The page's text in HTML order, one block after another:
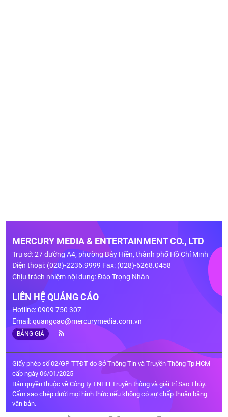
MERCURY MEDIA & ENTERTAINMENT CO., LTD
Trụ sở: 27 đường A4, phường Bảy Hiền, thành phố Hồ Chí Minh
Điện thoại: (028)-2236.9999 Fax: (028)-6268.0458
Chịu trách nhiệm nội dung: Đào Trọng Nhân
LIÊN HỆ QUẢNG CÁO
Hotline: 0909 750 307
Email:quangcao@mercurymedia.com.vn
BẢNG GIÁ
Giấy phép số 02/GP-TTĐT do Sở Thông Tin và Truyền Thông Tp.HCM
cấp ngày 06/01/2025
Bản quyền thuộc về Công ty TNHH Truyền thông và giải trí Sao Thủy.
Cấm sao chép dưới mọi hình thức nếu không có sự chấp thuận bằng
văn bản.